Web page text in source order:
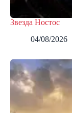
Звезда Ностос
04/08/2026